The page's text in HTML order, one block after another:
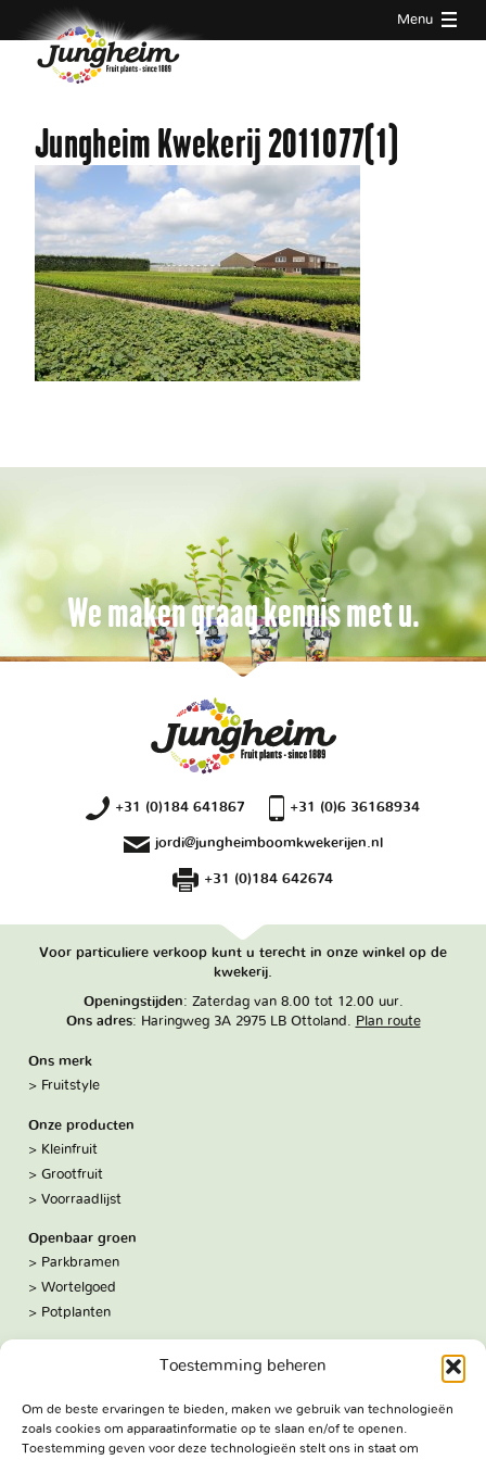
Toestemming beheren
Om de beste ervaringen te bieden, maken we gebruik van technologieën
zoals cookies om apparaatinformatie op te slaan en/of te openen.
Toestemming geven voor deze technologieën stelt ons in staat om
Menu
Jungheim Kwekerij 2011077(1)
We maken graag kennis met u.
+31 (0)184 641867 +31 (0)6 36168934
jordi@jungheimboomkwekerijen.nl
+31 (0)184 642674
Voor particuliere verkoop kunt u terecht in onze winkel op de
kwekerij.
Openingstijden: Zaterdag van 8.00 tot 12.00 uur.
Ons adres: Haringweg 3A 2975 LB Ottoland. Plan route
Ons merk
Fruitstyle
Onze producten
Kleinfruit
Grootfruit
Voorraadlijst
Openbaar groen
Parkbramen
Wortelgoed
Potplanten
Volg ons:
Facebook